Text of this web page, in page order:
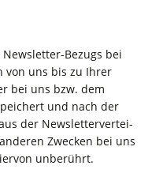
Bezugs bei
von uns bis zu Ihrer
bei uns bzw. dem
und nach der
der News­let­ter­ver­tei­
Zwe­cken bei uns
unberührt.